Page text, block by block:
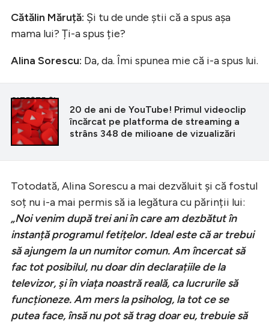
Cătălin Măruță: Și tu de unde știi că a spus așa
mama lui? Ți-a spus ție?
Alina Sorescu: Da, da. Îmi spunea mie că i-a spus lui.
CITEȘTE ȘI
20 de ani de YouTube! Primul videoclip
încărcat pe platforma de streaming a
strâns 348 de milioane de vizualizări
Totodată, Alina Sorescu a mai dezvăluit și că fostul
soț nu i-a mai permis să ia legătura cu părinții lui:
„Noi venim după trei ani în care am dezbătut în
instanță programul fetițelor. Ideal este că ar trebui
să ajungem la un numitor comun. Am încercat să
fac tot posibilul, nu doar din declarațiile de la
televizor, și în viața noastră reală, ca lucrurile să
funcționeze. Am mers la psiholog, la tot ce se
putea face, însă nu pot să trag doar eu, trebuie să